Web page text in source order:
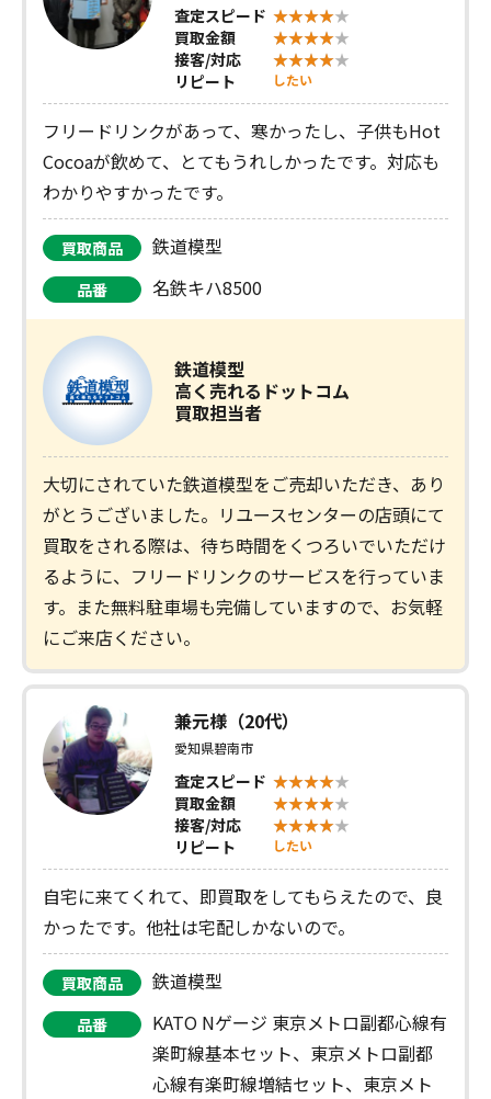
査定スピード
買取金額
接客/対応
リピート
したい
フリードリンクがあって、寒かったし、子供もHot
Cocoaが飲めて、とてもうれしかったです。対応も
わかりやすかったです。
買取商品 鉄道模型
品番 名鉄キハ8500
鉄道模型
高く売れるドットコム
買取担当者
大切にされていた鉄道模型をご売却いただき、あり
がとうございました。リユースセンターの店頭にて
買取をされる際は、待ち時間をくつろいでいただけ
るように、フリードリンクのサービスを行っていま
す。また無料駐車場も完備していますので、お気軽
にご来店ください。
兼元様（20代）
愛知県碧南市
査定スピード
買取金額
接客/対応
リピート
したい
自宅に来てくれて、即買取をしてもらえたので、良
かったです。他社は宅配しかないので。
買取商品 鉄道模型
品番
KATO Nゲージ 東京メトロ副都心線有
楽町線基本セット、東京メトロ副都
心線有楽町線増結セット、東京メト